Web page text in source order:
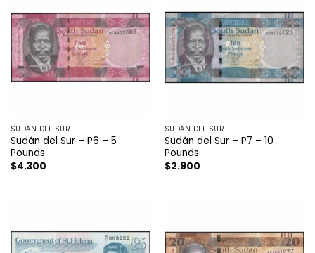
SUDÁN DEL SUR
Sudán del Sur – P6 – 5
Pounds
$4.300
SUDÁN DEL SUR
Sudán del Sur – P7 – 10
Pounds
$2.900